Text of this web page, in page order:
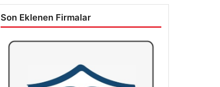
Son Eklenen Firmalar